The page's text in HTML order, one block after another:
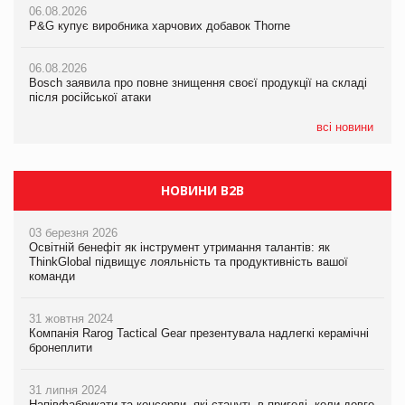
06.08.2026
P&G купує виробника харчових добавок Thorne
06.08.2026
Bosch заявила про повне знищення своєї продукції на складі
після російської атаки
всі новини
новинки від ТМ ТОКЕРИ
Сергій Лісунов про заморожені хлібобулочні вироби на
06.08.2026
P&G купує виробника харчових добавок Thorne
06.08.2026
Bosch заявила про повне знищення своєї продукції на складі
після російської атаки
НОВИНИ B2B
03 березня 2026
Освітній бенефіт як інструмент утримання талантів: як
ThinkGlobal підвищує лояльність та продуктивність вашої
команди
31 жовтня 2024
Компанія Rarog Tactical Gear презентувала надлегкі керамічні
бронеплити
31 липня 2024